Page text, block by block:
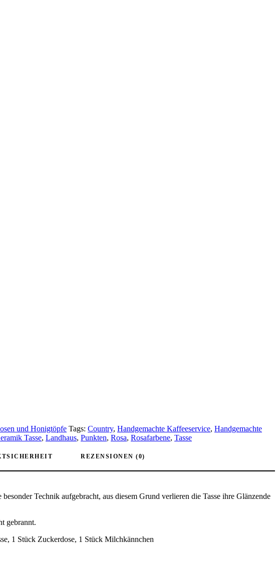
und Honigtöpfe Tags: Country, Handgemachte Kaffeeservice, Handgemachte
Tasse, Landhaus, Punkten, Rosa, Rosafarbene, Tasse
REZENSIONEN (0)
Technik aufgebracht, aus diesem Grund verlieren die Tasse ihre Glänzende
gebrannt.
1 Stück Zuckerdose, 1 Stück Milchkännchen